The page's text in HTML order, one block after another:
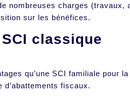
nombreuses charges (travaux,
sur les bénéfices.
classique
qu’une SCI familiale pour la
fiscaux.